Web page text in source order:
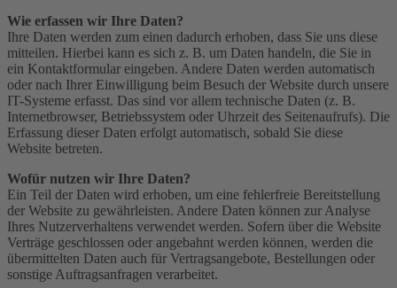
Wie erfassen wir Ihre Daten?
Ihre Daten werden zum einen dadurch erhoben, dass Sie uns diese
mitteilen. Hierbei kann es sich z. B. um Daten handeln, die Sie in
ein Kontaktformular eingeben. Andere Daten werden automatisch
oder nach Ihrer Einwilligung beim Besuch der Website durch unsere
IT-Systeme erfasst. Das sind vor allem technische Daten (z. B.
Internetbrowser, Betriebssystem oder Uhrzeit des Seitenaufrufs). Die
Erfassung dieser Daten erfolgt automatisch, sobald Sie diese
Website betreten.
Wofür nutzen wir Ihre Daten?
Ein Teil der Daten wird erhoben, um eine fehlerfreie Bereitstellung
der Website zu gewährleisten. Andere Daten können zur Analyse
Ihres Nutzerverhaltens verwendet werden. Sofern über die Website
Verträge geschlossen oder angebahnt werden können, werden die
übermittelten Daten auch für Vertragsangebote, Bestellungen oder
sonstige Auftragsanfragen verarbeitet.